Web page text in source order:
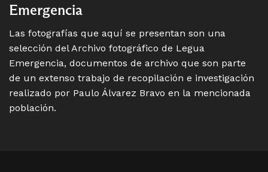
Emergencia
Las fotografías que aquí se presentan son una
selección del Archivo fotográfico de Legua
Emergencia, documentos de archivo que son parte
de un extenso trabajo de recopilación e investigación
realizado por Paulo Álvarez Bravo en la mencionada
población.